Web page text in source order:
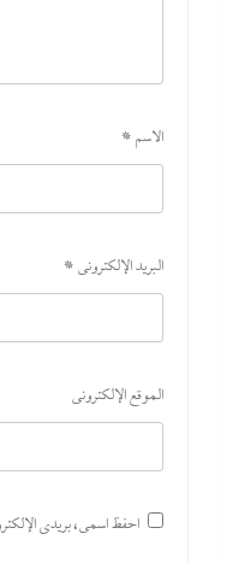
الاسم *
البريد الإلكتروني *
الموقع الإلكتروني
احفظ اسمي، بريدي